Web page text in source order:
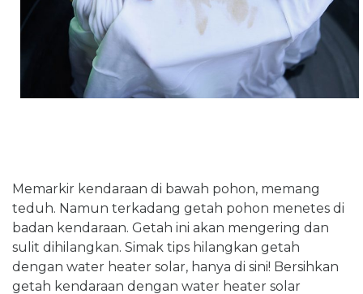
Memarkir kendaraan di bawah pohon, memang
teduh. Namun terkadang getah pohon menetes di
badan kendaraan. Getah ini akan mengering dan
sulit dihilangkan. Simak tips hilangkan getah
dengan water heater solar, hanya di sini! Bersihkan
getah kendaraan dengan water heater solar